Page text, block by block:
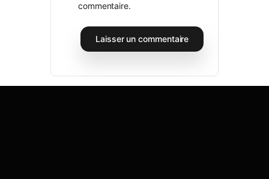
commentaire.